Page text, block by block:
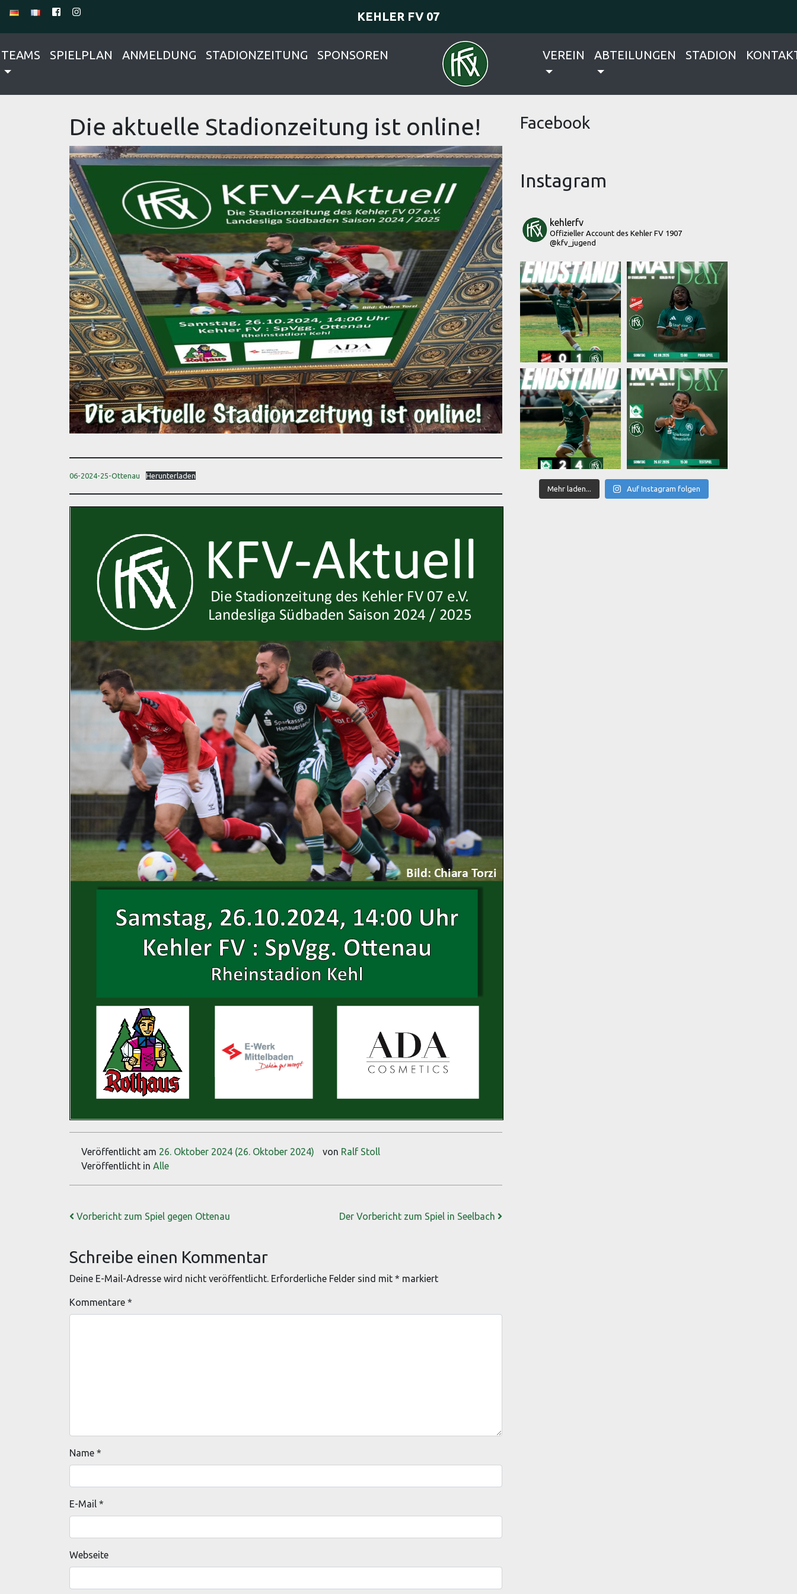
KEHLER FV 07
TEAMS SPIELPLAN ANMELDUNG STADIONZEITUNG SPONSOREN VEREIN ABTEILUNGEN STADION
Die aktuelle Stadionzeitung ist online!
06-2024-25-Ottenau Herunterladen
Veröffentlicht am 26. Oktober 2024 (26. Oktober 2024) von Ralf Stoll
Veröffentlicht in Alle
Beitrags-Navigation
Vorbericht zum Spiel gegen Ottenau Der Vorbericht zum Spiel in Seelbach
Schreibe einen Kommentar
Deine E-Mail-Adresse wird nicht veröffentlicht. Erforderliche Felder sind mit * markiert
Kommentare *
Name *
E-Mail *
Webseite
Facebook
Instagram
kehlerfv
Offizieller Account des Kehler FV 1907
@kfv_jugend
Mehr laden... Auf Instagram folgen